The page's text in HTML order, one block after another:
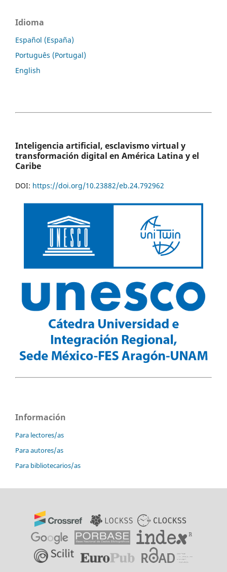
Idioma
Español (España)
Português (Portugal)
English
Inteligencia artificial, esclavismo virtual y
transformación digital en América Latina y el
Caribe
DOI: https://doi.org/10.23882/eb.24.792962
Información
Para lectores/as
Para autores/as
Para bibliotecarios/as